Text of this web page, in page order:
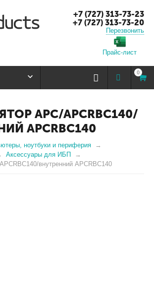
+7 (727) 313-73-23
+7 (727) 313-73-20
Перезвонить
Прайс-лист
0
APC/APCRBC140/
APCRBC140
ноутбуки и периферия
Аксессуары для ИБП
внутренний APCRBC140